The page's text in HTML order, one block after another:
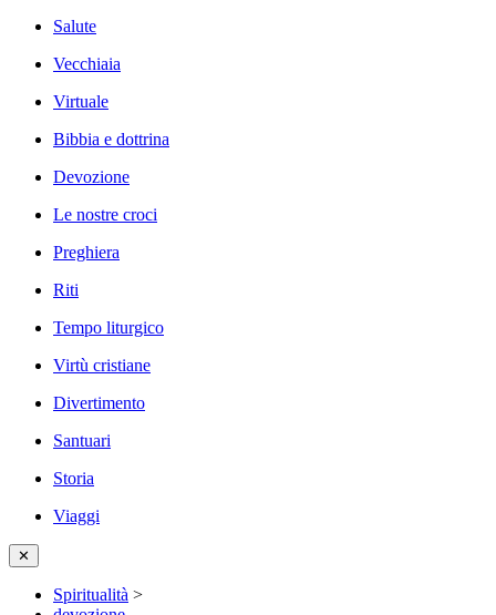
Salute
Vecchiaia
Virtuale
Bibbia e dottrina
Devozione
Le nostre croci
Preghiera
Riti
Tempo liturgico
Virtù cristiane
Divertimento
Santuari
Storia
Viaggi
✕
Spiritualità >